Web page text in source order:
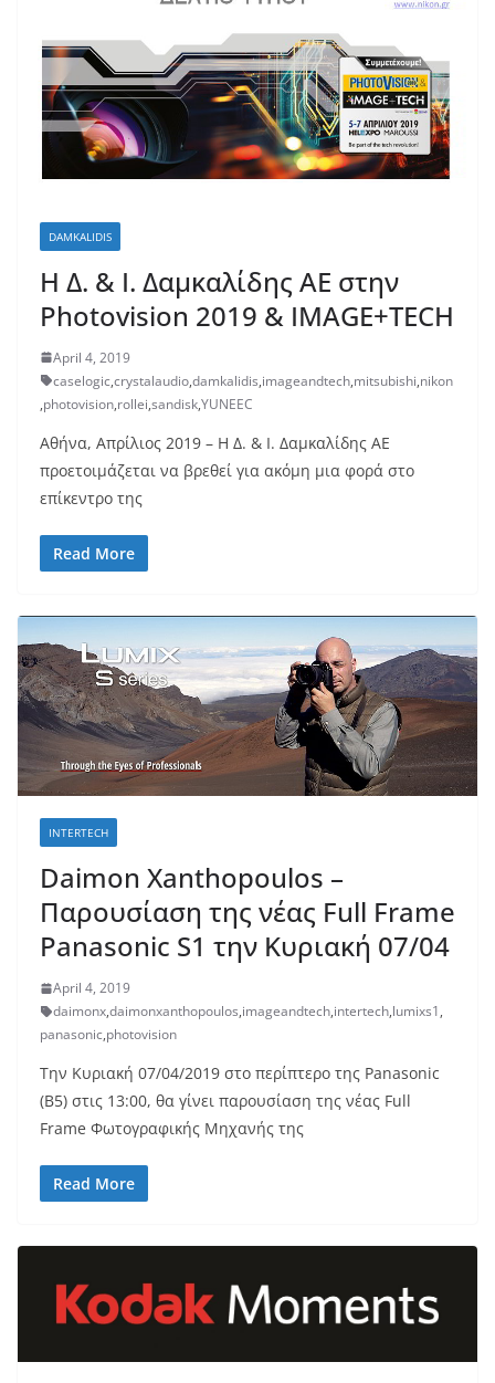
DAMKALIDIS
Η Δ. & Ι. Δαμκαλίδης ΑΕ στην
Photovision 2019 & IMAGE+TECH
April 4, 2019
caselogic,crystalaudio,damkalidis,imageandtech,mitsubishi,nikon
,photovision,rollei,sandisk,YUNEEC
Αθήνα, Απρίλιος 2019 – Η Δ. & Ι. Δαμκαλίδης ΑΕ
προετοιμάζεται να βρεθεί για ακόμη μια φορά στο
επίκεντρο της
Read More
INTERTECH
Daimon Xanthopoulos –
Παρουσίαση της νέας Full Frame
Panasonic S1 την Κυριακή 07/04
April 4, 2019
daimonx,daimonxanthopoulos,imageandtech,intertech,lumixs1,
panasonic,photovision
Την Κυριακή 07/04/2019 στο περίπτερο της Panasonic
(B5) στις 13:00, θα γίνει παρουσίαση της νέας Full
Frame Φωτογραφικής Μηχανής της
Read More